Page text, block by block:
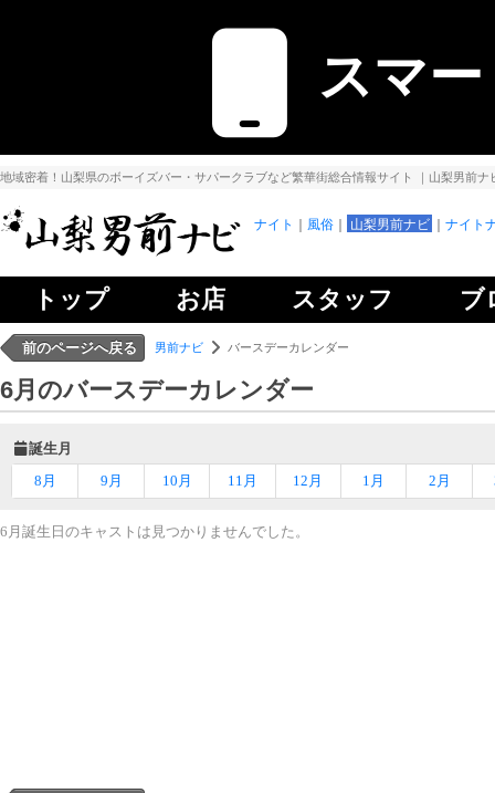
スマ
地域密着！山梨県のボーイズバー・サパークラブなど繁華街総合情報サイト ｜山梨男前ナ
ナイト 風俗 山梨男前ナビ ナイト
トップ お店 スタッフ ブ
前のページへ戻る 男前ナビ バースデーカレンダー
6月のバースデーカレンダー
誕生月
8月
9月 10月 11月 12月 1月 2月
6月誕生日のキャストは見つかりませんでした。